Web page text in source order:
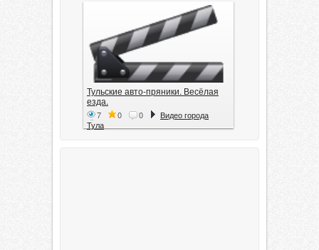
Тульские авто-пряники. Весёлая
езда.
7 0 0
Видео города
Тула